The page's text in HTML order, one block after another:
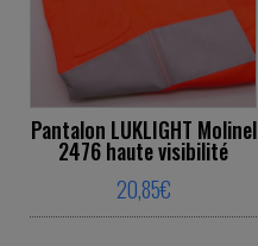
Pantalon LUKLIGHT Molinel
2476 haute visibilité
20,85€